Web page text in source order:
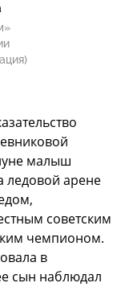
малыш
ледовой арене
советским
чемпионом.
в
сын наблюдал